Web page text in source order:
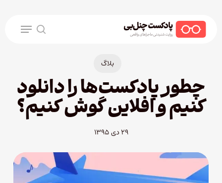
search
Menu
بلاگ
چطور پادکست‌ها را دانلود
کنیم و افلاین گوش کنیم؟
۲۹ دی ۱۳۹۵